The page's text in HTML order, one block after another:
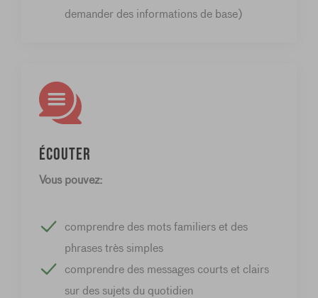
demander des informations de base)
Écouter
Vous pouvez:
comprendre des mots familiers et des
phrases très simples
comprendre des messages courts et clairs
sur des sujets du quotidien